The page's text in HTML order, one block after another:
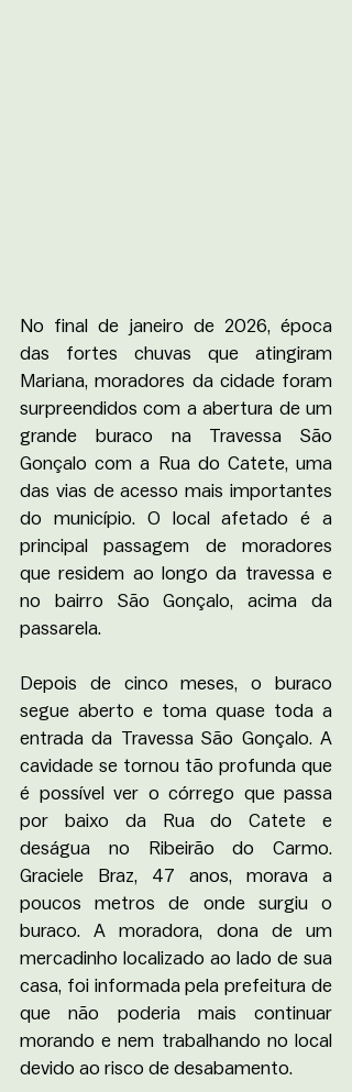
No final de janeiro de 2026, época
das fortes chuvas que atingiram
Mariana, moradores da cidade foram
surpreendidos com a abertura de um
grande buraco na Travessa São
Gonçalo com a Rua do Catete, uma
das vias de acesso mais importantes
do município. O local afetado é a
principal passagem de moradores
que residem ao longo da travessa e
no bairro São Gonçalo, acima da
passarela.
Depois de cinco meses, o buraco
segue aberto e toma quase toda a
entrada da Travessa São Gonçalo. A
cavidade se tornou tão profunda que
é possível ver o córrego que passa
por baixo da Rua do Catete e
deságua no Ribeirão do Carmo.
Graciele Braz, 47 anos, morava a
poucos metros de onde surgiu o
buraco. A moradora, dona de um
mercadinho localizado ao lado de sua
casa, foi informada pela prefeitura de
que não poderia mais continuar
morando e nem trabalhando no local
devido ao risco de desabamento.